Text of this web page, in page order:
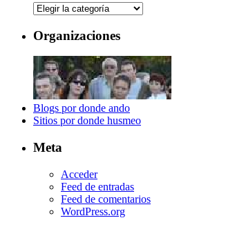
Categorías
Organizaciones
Blogs por donde ando
Sitios por donde husmeo
Meta
Acceder
Feed de entradas
Feed de comentarios
WordPress.org